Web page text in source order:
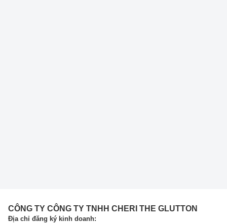
CÔNG TY CÔNG TY TNHH CHERI THE GLUTTON
Địa chỉ đăng ký kinh doanh: